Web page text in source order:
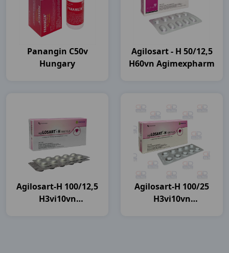
Panangin C50v
Hungary
Agilosart - H 50/12,5
H60vn Agimexpharm
Agilosart-H 100/12,5
H3vi10vn
Agilosart-H 100/25
H3vi10vn